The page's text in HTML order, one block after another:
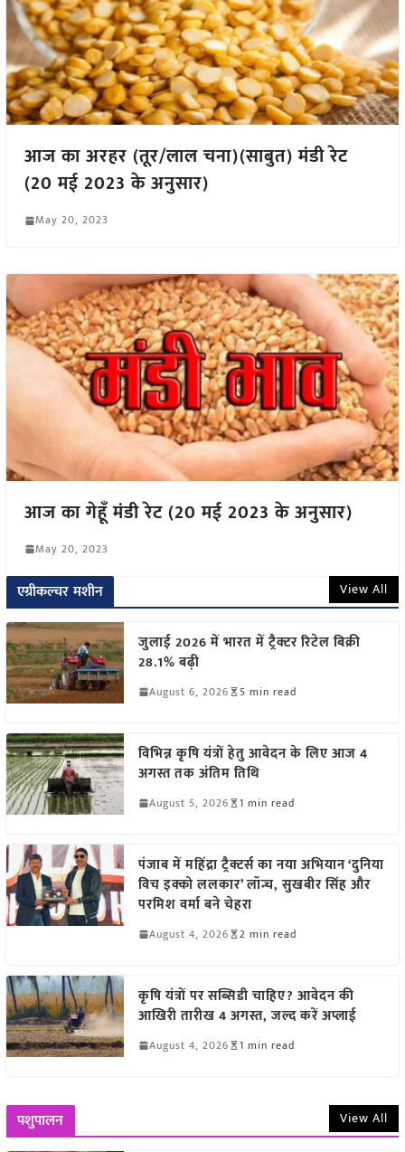
आज का अरहर (तूर/लाल चना)(साबुत) मंडी रेट
(20 मई 2023 के अनुसार)
May 20, 2023
आज का गेहूँ मंडी रेट (20 मई 2023 के अनुसार)
May 20, 2023
एग्रीकल्चर मशीन View All
जुलाई 2026 में भारत में ट्रैक्टर रिटेल बिक्री
28.1% बढ़ी
August 6, 2026 5 min read
विभिन्न कृषि यंत्रों हेतु आवेदन के लिए आज 4
अगस्त तक अंतिम तिथि
August 5, 2026 1 min read
पंजाब में महिंद्रा ट्रैक्टर्स का नया अभियान ‘दुनिया
विच इक्को ललकार’ लॉन्च, सुखबीर सिंह और
परमिश वर्मा बने चेहरा
August 4, 2026 2 min read
कृषि यंत्रों पर सब्सिडी चाहिए? आवेदन की
आखिरी तारीख 4 अगस्त, जल्द करें अप्लाई
August 4, 2026 1 min read
पशुपालन View All